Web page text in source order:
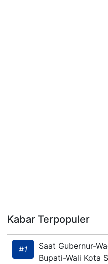
Kabar Terpopuler
#1
Saat Gubernur-
Bupati-Wali Kota